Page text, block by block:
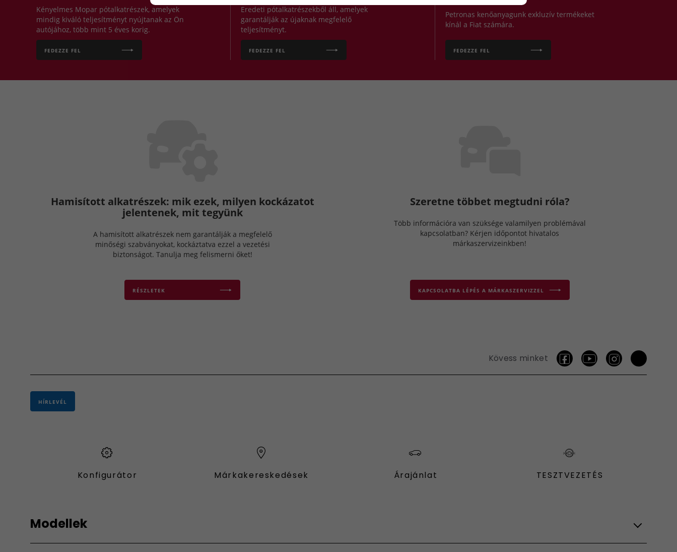
Kényelmes Mopar pótalkatrészek, amelyek
mindig kiváló teljesítményt nyújtanak az Ön
autójához, több mint 5 éves korig.
FEDEZZE FEL
Eredeti pótalkatrészekből áll, amelyek
garantálják az újaknak megfelelő
teljesítményt.
FEDEZZE FEL
Petronas kenőanyagunk exkluzív termékeket
kínál a Fiat számára.
FEDEZZE FEL
Hamisított alkatrészek: mik ezek, milyen kockázatot
jelentenek, mit tegyünk
A hamisított alkatrészek nem garantálják a megfelelő
minőségi szabványokat, kockáztatva ezzel a vezetési
biztonságot. Tanulja meg felismerni őket!
RÉSZLETEK
Szeretne többet megtudni róla?
Több információra van szüksége valamilyen problémával
kapcsolatban? Kérjen időpontot hivatalos
márkaszervizeinkben!
KAPCSOLATBA LÉPÉS A MÁRKASZERVIZZEL
Kövess minket
HÍRLEVÉL
Konfigurátor Márkakereskedések Árajánlat TESZTVEZETÉS
Modellek